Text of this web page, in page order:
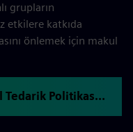
grupların
etkilere katkıda
önlemek için makul
Siemens'in Sorumlu Mineral Tedarik Politikasını okuyun